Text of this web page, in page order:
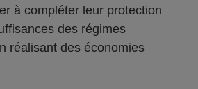
à compléter leur protection
des régimes
réalisant des économies